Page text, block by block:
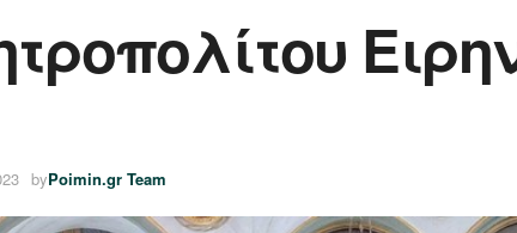
byPoimin.gr Team